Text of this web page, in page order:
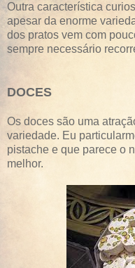
Outra característica
apesar da enorme
dos pratos vem com
sempre necessário
DOCES
Os doces são uma
variedade. Eu
pistache e que parece o
melhor.